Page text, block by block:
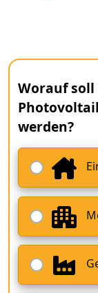
Worauf soll
werden?